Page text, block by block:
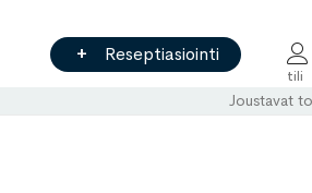
Reseptiasiointi
Joustavat